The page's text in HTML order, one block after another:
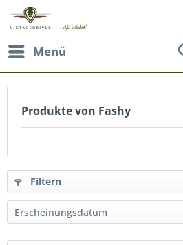
Menü
Produkte von Fashy
Filtern